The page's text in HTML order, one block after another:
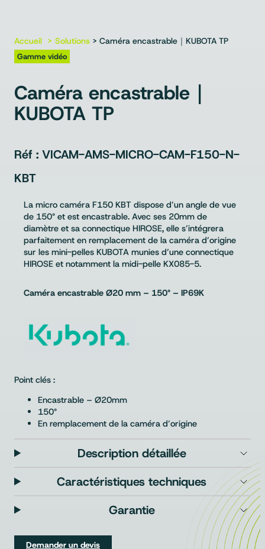
Accueil Solutions > Caméra encastrable｜KUBOTA TP
Gamme vidéo
Caméra encastrable｜
KUBOTA TP
VICAM-AMS-MICRO-CAM-F150-N-
KBT
La micro caméra F150 KBT dispose d’un angle de vue
de 150° et est encastrable. Avec ses 20mm de
diamètre et sa connectique HIROSE, elle s’intégrera
parfaitement en remplacement de la caméra d’origine
sur les mini-pelles KUBOTA munies d’une connectique
HIROSE et notamment la midi-pelle KX085-5.
Caméra encastrable Ø20 mm – 150° – IP69K
Point clés :
Encastrable – Ø20mm
150°
En remplacement de la caméra d’origine
Description détaillée
Caractéristiques techniques
Garantie
Demander un devis